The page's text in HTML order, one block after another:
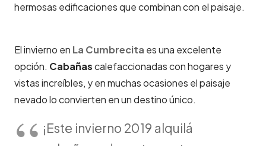
hermosas edificaciones que combinan con el paisaje.
El invierno en La Cumbrecita es una excelente
opción. Cabañascalefaccionadas con hogares y
vistas increíbles, y en muchas ocasiones el paisaje
nevado lo convierten en un destino único.
¡Este invierno 2019 alquilá